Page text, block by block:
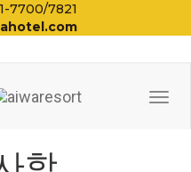
7700/7821